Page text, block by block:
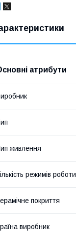
атрибути
живлення
режимів роботи
покриття
виробник